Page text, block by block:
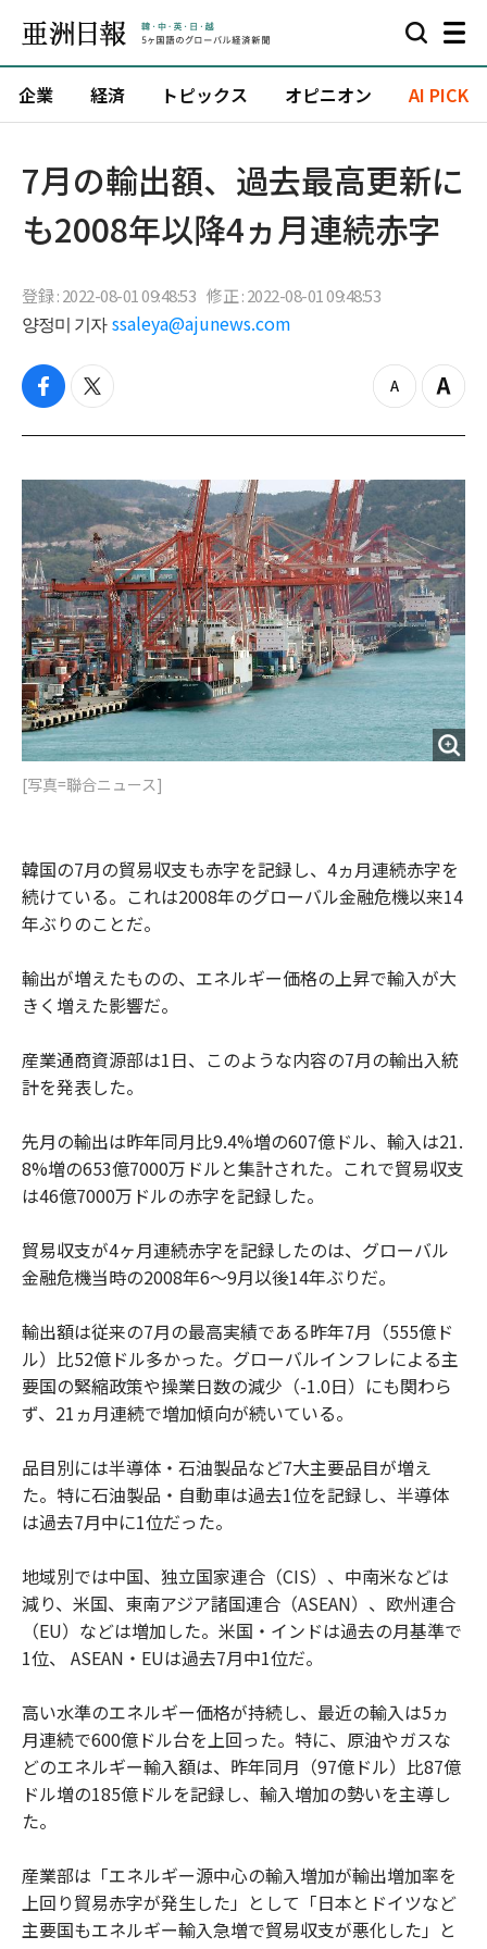
企業 経済 トピックス オピニオン AI PICK
7月の輸出額、過去最高更新に
も2008年以降4ヵ月連続赤字
登録 : 2022-08-01 09:48:53 修正 : 2022-08-01 09:48:53
양정미 기자 ssaleya@ajunews.com
f
c
b
o
k
t
i
t
e
r
z
o
o
t
Z
o
i
n
[写真=聯合ニュース]
韓国の7月の貿易収支も赤字を記録し、4ヵ月連続赤字を
続けている。これは2008年のグローバル金融危機以来14
年ぶりのことだ。
輸出が増えたものの、エネルギー価格の上昇で輸入が大
きく増えた影響だ。
産業通商資源部は1日、このような内容の7月の輸出入統
計を発表した。
先月の輸出は昨年同月比9.4%増の607億ドル、輸入は21.
8%増の653億7000万ドルと集計された。これで貿易収支
は46億7000万ドルの赤字を記録した。
貿易収支が4ヶ月連続赤字を記録したのは、グローバル
金融危機当時の2008年6～9月以後14年ぶりだ。
輸出額は従来の7月の最高実績である昨年7月（555億ド
ル）比52億ドル多かった。グローバルインフレによる主
要国の緊縮政策や操業日数の減少（-1.0日）にも関わら
ず、21ヵ月連続で増加傾向が続いている。
品目別には半導体・石油製品など7大主要品目が増え
た。特に石油製品・自動車は過去1位を記録し、半導体
は過去7月中に1位だった。
地域別では中国、独立国家連合（CIS）、中南米などは
減り、米国、東南アジア諸国連合（ASEAN）、欧州連合
（EU）などは増加した。米国・インドは過去の月基準で
1位、 ASEAN・EUは過去7月中1位だ。
高い水準のエネルギー価格が持続し、最近の輸入は5ヵ
月連続で600億ドル台を上回った。特に、原油やガスな
どのエネルギー輸入額は、昨年同月（97億ドル）比87億
ドル増の185億ドルを記録し、輸入増加の勢いを主導し
た。
産業部は「エネルギー源中心の輸入増加が輸出増加率を
上回り貿易赤字が発生した」として「日本とドイツなど
主要国もエネルギー輸入急増で貿易収支が悪化した」と